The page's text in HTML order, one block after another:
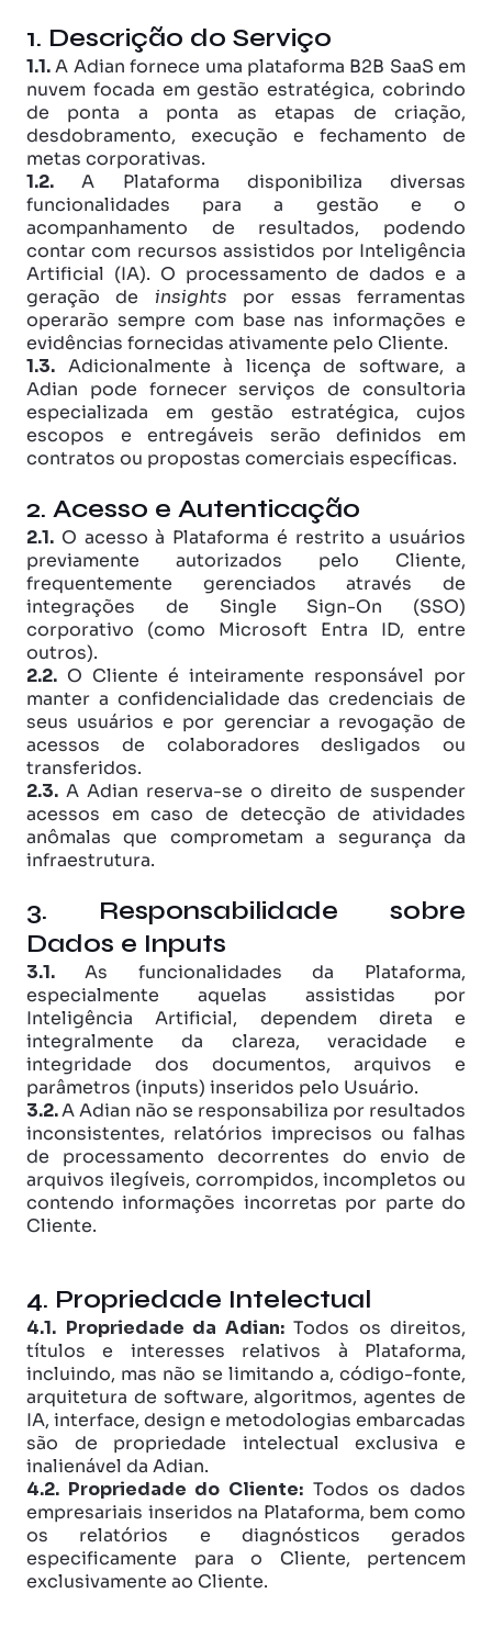
1. Descrição do Serviço
1.1. A Adian fornece uma plataforma B2B SaaS em
nuvem focada em gestão estratégica, cobrindo
de ponta a ponta as etapas de criação,
desdobramento, execução e fechamento de
metas corporativas.
1.2. A Plataforma disponibiliza diversas
funcionalidades para a gestão e o
acompanhamento de resultados, podendo
contar com recursos assistidos por Inteligência
Artificial (IA). O processamento de dados e a
geração de insights por essas ferramentas
operarão sempre com base nas informações e
evidências fornecidas ativamente pelo Cliente.
1.3. Adicionalmente à licença de software, a
Adian pode fornecer serviços de consultoria
especializada em gestão estratégica, cujos
escopos e entregáveis serão definidos em
contratos ou propostas comerciais específicas.
2. Acesso e Autenticação
2.1. O acesso à Plataforma é restrito a usuários
previamente autorizados pelo Cliente,
frequentemente gerenciados através de
integrações de Single Sign-On (SSO)
corporativo (como Microsoft Entra ID, entre
outros).
2.2. O Cliente é inteiramente responsável por
manter a confidencialidade das credenciais de
seus usuários e por gerenciar a revogação de
acessos de colaboradores desligados ou
transferidos.
2.3. A Adian reserva-se o direito de suspender
acessos em caso de detecção de atividades
anômalas que comprometam a segurança da
infraestrutura.
3. Responsabilidade sobre
Dados e Inputs
3.1. As funcionalidades da Plataforma,
especialmente aquelas assistidas por
Inteligência Artificial, dependem direta e
integralmente da clareza, veracidade e
integridade dos documentos, arquivos e
parâmetros (inputs) inseridos pelo Usuário.
3.2. A Adian não se responsabiliza por resultados
inconsistentes, relatórios imprecisos ou falhas
de processamento decorrentes do envio de
arquivos ilegíveis, corrompidos, incompletos ou
contendo informações incorretas por parte do
Cliente.
4. Propriedade Intelectual
4.1. Propriedade da Adian: Todos os direitos,
títulos e interesses relativos à Plataforma,
incluindo, mas não se limitando a, código-fonte,
arquitetura de software, algoritmos, agentes de
IA, interface, design e metodologias embarcadas
são de propriedade intelectual exclusiva e
inalienável da Adian.
4.2. Propriedade do Cliente: Todos os dados
empresariais inseridos na Plataforma, bem como
os relatórios e diagnósticos gerados
especificamente para o Cliente, pertencem
exclusivamente ao Cliente.